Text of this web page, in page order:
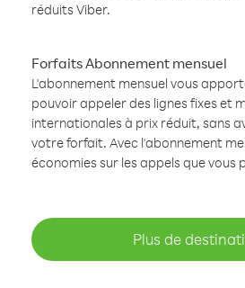
réduits Viber.
Forfaits Abonnement mensuel
L'abonnement mensuel vous
pouvoir appeler des lignes fixes et
internationales à prix réduit, sans
votre forfait. Avec l'abonnement
économies sur les appels que vous
Plus de